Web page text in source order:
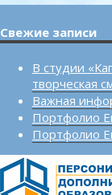
Свежие записи
В студии
творческая
Важная
Портфолио
Портфолио